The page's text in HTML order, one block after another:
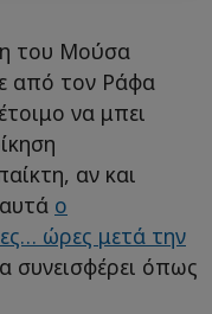
του Mούσα
από τον Ράφα
να μπει
αν και
ο
ώρες μετά την
συνεισφέρει όπως